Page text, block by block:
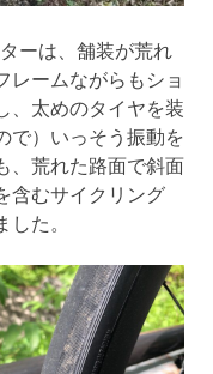
ーは、舗装が荒れ
レームながらもショ
、太めのタイヤを装
で）いっそう振動を
、荒れた路面で斜面
含むサイクリング
た。